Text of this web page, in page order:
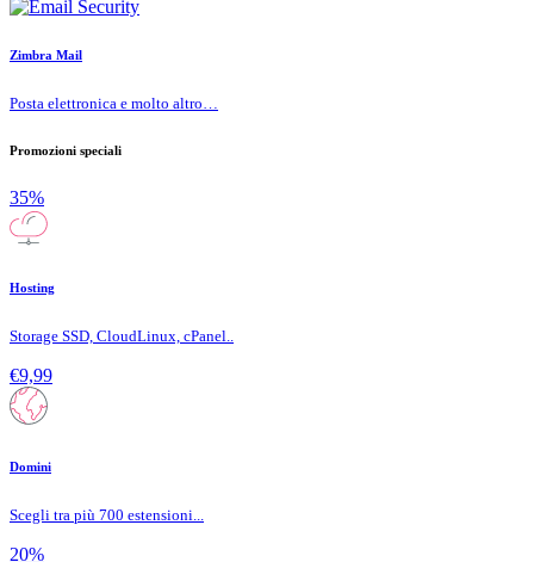
Zimbra Mail
Posta elettronica e molto altro…
Promozioni speciali
35%
Hosting
Storage SSD, CloudLinux, cPanel..
€9,99
Domini
Scegli tra più 700 estensioni...
20%